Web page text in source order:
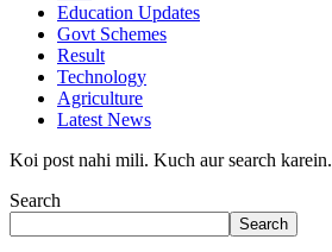
Education Updates
Govt Schemes
Result
Technology
Agriculture
Latest News
Koi post nahi mili. Kuch aur search karein.
Search
Search